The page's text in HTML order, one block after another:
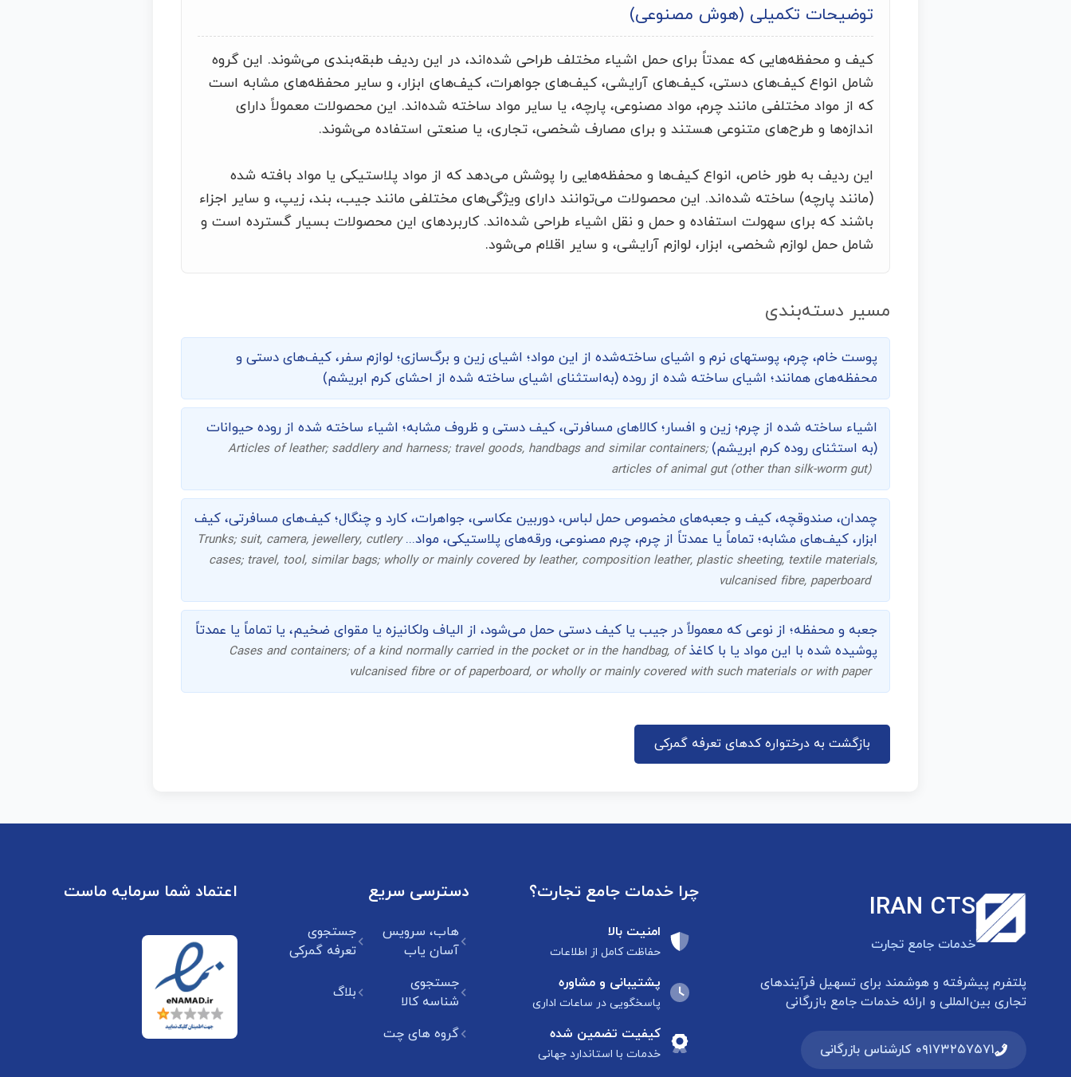
توضیحات تکمیلی (هوش مصنوعی)
کیف و محفظه‌هایی که عمدتاً برای حمل اشیاء مختلف طراحی شده‌اند، در این ردیف طبقه‌بندی می‌شوند. این گروه
شامل انواع کیف‌های دستی، کیف‌های آرایشی، کیف‌های جواهرات، کیف‌های ابزار، و سایر محفظه‌های مشابه است
که از مواد مختلفی مانند چرم، مواد مصنوعی، پارچه، یا سایر مواد ساخته شده‌اند. این محصولات معمولاً دارای
اندازه‌ها و طرح‌های متنوعی هستند و برای مصارف شخصی، تجاری، یا صنعتی استفاده می‌شوند.
این ردیف به طور خاص، انواع کیف‌ها و محفظه‌هایی را پوشش می‌دهد که از مواد پلاستیکی یا مواد بافته شده
(مانند پارچه) ساخته شده‌اند. این محصولات می‌توانند دارای ویژگی‌های مختلفی مانند جیب، بند، زیپ، و سایر اجزاء
باشند که برای سهولت استفاده و حمل و نقل اشیاء طراحی شده‌اند. کاربردهای این محصولات بسیار گسترده است و
شامل حمل لوازم شخصی، ابزار، لوازم آرایشی، و سایر اقلام می‌شود.
مسیر دسته‌بندی
پوست خام، چرم، پوست­های نرم و اشیای ساخته‌شده از این مواد؛ اشیای زین و برگ‌سازی؛ لوازم سفر، کیف‌های دستی و
محفظه‌های همانند؛ اشیای ساخته شده از روده (به­‌استثنای اشیای ساخته شده از احشای کرم ابریشم)
اشیاء ساخته شده از چرم؛ زین و افسار؛ کالاهای مسافرتی، کیف دستی و ظروف مشابه؛ اشیاء ساخته شده از روده حیوانات
(به استثنای روده کرم ابریشم)Articles of leather; saddlery and harness; travel goods, handbags and similar containers;
articles of animal gut (other than silk-worm gut)
چمدان، صندوقچه، کیف و جعبه‌های مخصوص حمل لباس، دوربین عکاسی، جواهرات، کارد و چنگال؛ کیف‌های مسافرتی، کیف
ابزار، کیف‌های مشابه؛ تماماً یا عمدتاً از چرم، چرم مصنوعی، ورقه‌های پلاستیکی، مواد...Trunks; suit, camera, jewellery, cutlery
cases; travel, tool, similar bags; wholly or mainly covered by leather, composition leather, plastic sheeting, textile materials,
vulcanised fibre, paperboard
جعبه و محفظه؛ از نوعی که معمولاً در جیب یا کیف دستی حمل می‌شود، از الیاف ولکانیزه یا مقوای ضخیم، یا تماماً یا عمدتاً
پوشیده شده با این مواد یا با کاغذCases and containers; of a kind normally carried in the pocket or in the handbag, of
vulcanised fibre or of paperboard, or wholly or mainly covered with such materials or with paper
بازگشت به درختواره کدهای تعرفه گمرکی
IRAN CTS
خدمات جامع تجارت
پلتفرم پیشرفته و هوشمند برای تسهیل فرآیندهای
تجاری بین‌المللی و ارائه خدمات جامع بازرگانی
۰۹۱۷۳۲۵۷۵۷۱ کارشناس بازرگانی
چرا خدمات جامع تجارت؟
امنیت بالا
حفاظت کامل از اطلاعات
پشتیبانی و مشاوره
پاسخگویی در ساعات اداری
کیفیت تضمین شده
خدمات با استاندارد جهانی
دسترسی سریع
هاب، سرویس
آسان یاب
جستجوی
تعرفه گمرکی
جستجوی
شناسه کالا
بلاگ
گروه های چت
اعتماد شما سرمایه ماست